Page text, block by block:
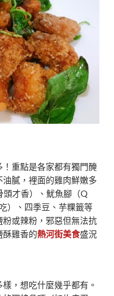
重點是各家都有獨門醃
膩，裡面的雞肉鮮嫩多
頭才香）、魷魚腳（Q
）、四季豆、芋粿籤等
或辣粉，邪惡但無法抗
酥雞香的熱河街美食盛況
，想吃什麼幾乎都有。